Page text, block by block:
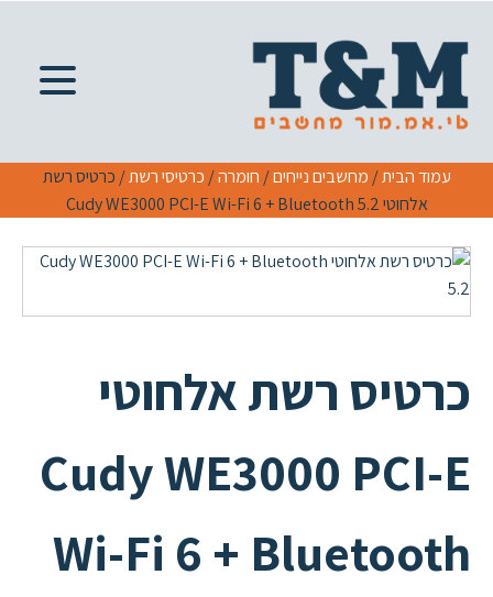
עמוד הבית/ מחשבים נייחים/ חומרה/ כרטיסי רשת/ כרטיס רשת
אלחוטי Cudy WE3000 PCI-E Wi-Fi 6 + Bluetooth 5.2
כרטיס רשת אלחוטי
Cudy WE3000 PCI-E
Wi-Fi 6 + Bluetooth